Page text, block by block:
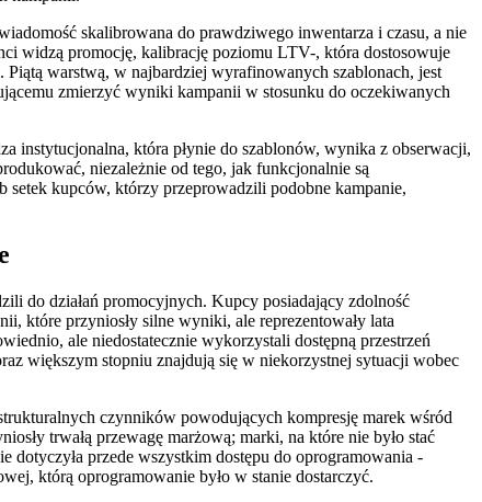
skalibrowana do prawdziwego inwentarza i czasu, a nie
widzą promocję, kalibrację poziomu LTV-, która dostosowuje
warstwą, w najbardziej wyrafinowanych szablonach, jest
zmierzyć wyniki kampanii w stosunku do oczekiwanych
instytucjonalna, która płynie do szablonów, wynika z obserwacji,
niezależnie od tego, jak funkcjonalnie są
kupców, którzy przeprowadzili podobne kampanie,
do działań promocyjnych. Kupcy posiadający zdolność
które przyniosły silne wyniki, ale reprezentowały lata
ale niedostatecznie wykorzystali dostępną przestrzeń
większym stopniu znajdują się w niekorzystnej sytuacji wobec
czynników powodujących kompresję marek wśród
trwałą przewagę marżową; marki, na które nie było stać
dotyczyła przede wszystkim dostępu do oprogramowania -
którą oprogramowanie było w stanie dostarczyć.